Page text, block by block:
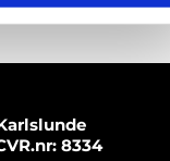
8334